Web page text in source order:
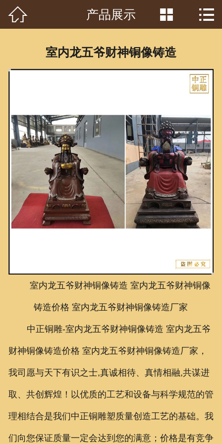
首页
客户见证
常识问答
新闻资讯
荣誉资质
泥塑鉴赏
 产品展示  
室内龙五爷财神铜像铸造
室内龙五爷财神铜像铸造 室内龙五爷财神铜像
铸造价格室内龙五爷财神铜像铸造厂家
中正铜雕-室内龙五爷财神铜像铸造 室内龙五爷
财神铜像铸造价格 室内龙五爷财神铜像铸造厂家 ，
我司愿与天下有识之士,真诚相待、真情相融,共谋进
取、共创辉煌！以优质的工艺和设备与科学规范的管
理相结合是我们中正铜雕塑质量创造工艺的基础。我
们向您保证质量一定会达到您的满意；价格是有竞争